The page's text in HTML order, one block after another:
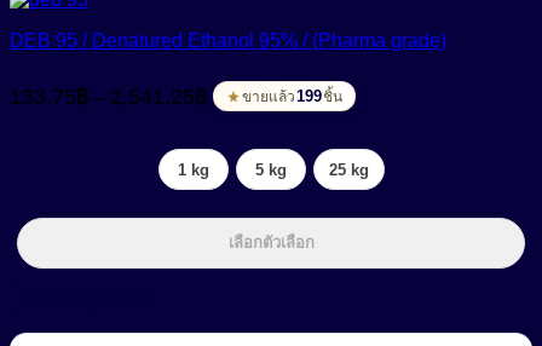
DEB 95 / Denatured Ethanol 95% / (Pharma grade)
133.75฿ – 2,541.25฿ range:
through
2,541.25฿
ขายแล้ว199ชิ้น
1 kg 5 kg 25 kg
เลือกตัวเลือก